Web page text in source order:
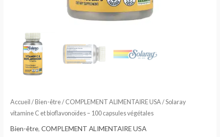
Accueil / Bien-être/ COMPLEMENT ALIMENTAIRE USA/ Solaray
vitamine C et bioflavonoïdes – 100 capsules végétales
Bien-être,COMPLEMENT ALIMENTAIRE USA